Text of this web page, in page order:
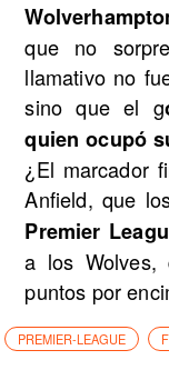
que no
llamativo no
sino que el g
quien ocupó
¿El marcador
Anfield, que
Premier
a los Wolves,
puntos por
PREMIER-LEAGUE